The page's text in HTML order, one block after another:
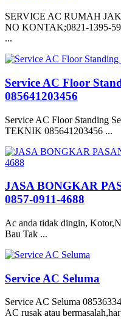
SERVICE AC RUMAH
NO KONTAK;0821-1395-
...
Service AC Floor
085641203456
Service AC Floor Standing
TEKNIK 085641203456 ...
JASA BONGKAR
0857-0911-4688
Ac anda tidak dingin,
Bau Tak ...
Service AC Seluma
Service AC Seluma
AC rusak atau